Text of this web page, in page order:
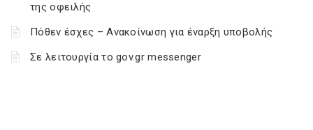
της οφειλής
Πόθεν έσχες – Ανακοίνωση για έναρξη υποβολής
Σε λειτουργία το gov.gr messenger